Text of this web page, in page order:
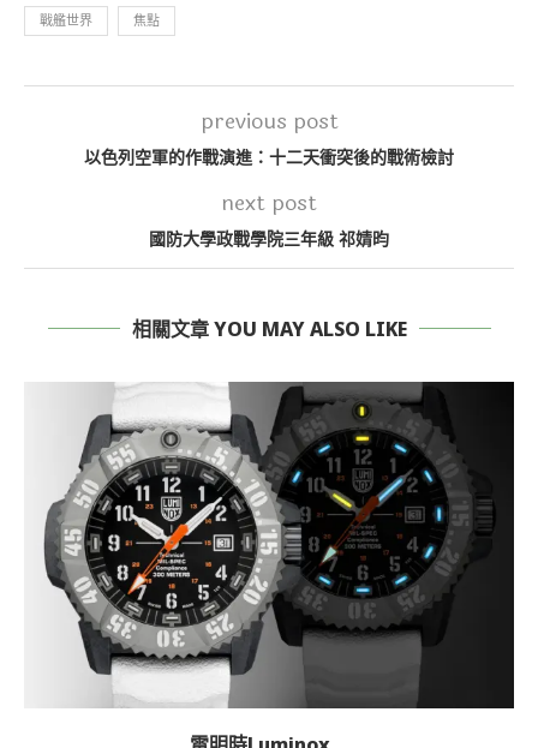
戰艦世界 焦點
previous post
以色列空軍的作戰演進：十二天衝突後的戰術檢討
next post
國防大學政戰學院三年級 祁婧昀
相關文章 YOU MAY ALSO LIKE